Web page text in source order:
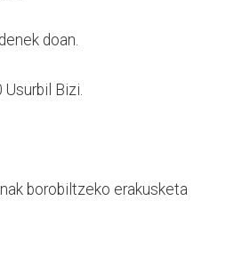
doan.
Bizi.
borobiltzeko erakusketa